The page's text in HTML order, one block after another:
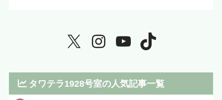
タワテラ1928号室の人気記事一覧